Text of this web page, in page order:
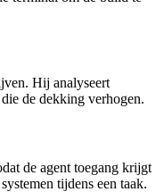
Hij analyseert
die de dekking verhogen.
de agent toegang krijgt
tijdens een taak.